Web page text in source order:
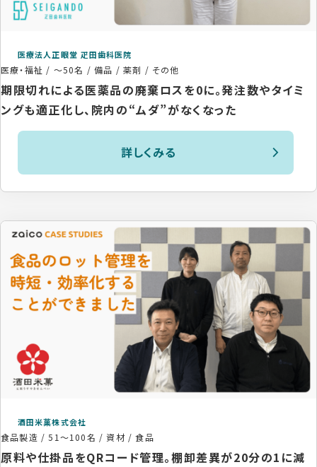
医療法人正眼堂 疋田歯科医院
医療・福祉 / ～50名 /備品 / 薬剤 / その他
期限切れによる医薬品の廃棄ロスを0に。発注数やタイミ
ングも適正化し、院内の“ムダ”がなくなった
詳しくみる
酒田米菓株式会社
食品製造 /51〜100名 /資材 / 食品
原料や仕掛品をQRコード管理。棚卸差異が20分の1に減